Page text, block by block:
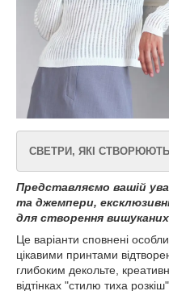
СВЕТРИ, ЯКІ СТВОРЮЮТЬ
Представляємо вашій
та джемпери,
для створення
Це варіанти сповнені
цікавими принтами
глибоким декольте,
відтінках "стилю тиха